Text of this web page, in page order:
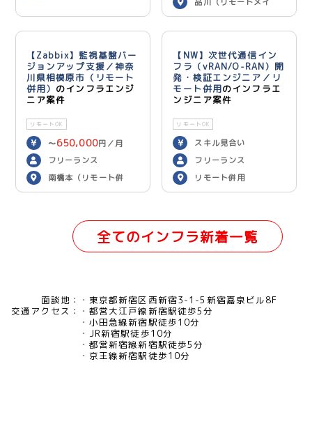
品川（リモートメイ
ン）
【Zabbix】監視基盤バー
ジョンアップ支援／神奈
川県相模原市（リモート
併用） のインフラエンジ
ニア案件
リモートOK
〜650,000円／月
フリーランス
南橋本（リモート併
用）
【NW】次世代通信イン
フラ（vRAN/O-RAN）開
発・検証エンジニア／リ
モート併用のインフラエ
ンジニア案件
リモートOK
スキル見合い
フリーランス
リモート併用
全てのインフラ新着一覧
面談地：
東京都新宿区西新宿3-1-5新宿嘉泉ビル8F
交通アクセス：
都営大江戸線新宿駅徒歩5分
小田急線新宿駅徒歩10分
JR新宿駅徒歩10分
都営新宿線新宿駅徒歩5分
京王線新宿駅徒歩10分